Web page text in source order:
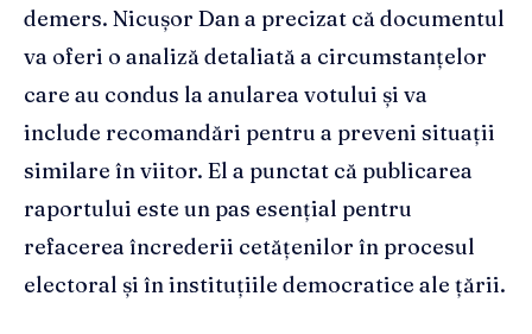
demers. Nicușor Dan a precizat că documentul
va oferi o analiză detaliată a circumstanțelor
care au condus la anularea votului și va
include recomandări pentru a preveni situații
similare în viitor. El a punctat că publicarea
raportului este un pas esențial pentru
refacerea încrederii cetățenilor în procesul
electoral și în instituțiile democratice ale țării.